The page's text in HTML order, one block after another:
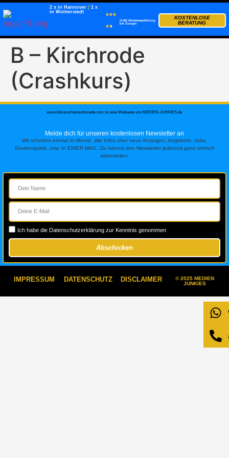
2 x in Hannover
1 x
in Wolmirstedt
(4,95) Weiterempfehlung
bei Google
KOSTENLOSE
BERATUNG
B – Kirchrode
(Crashkurs)
www.führerscheinschmiede.com ist eine Webseite von MEDIEN-JUNKIES.de
Melde dich für unseren kostenlosen Newsletter an
Wir schicken einmal im Monat alle Infos über neue Anzeigen, Angebote, Jobs,
Gewinnspiele, usw. In EINER MAIL. Du kannst den Newsletter jederzeit ganz einfach
abbestellen.
Ich habe die Datenschutzerklärung zur Kenntnis genommen
Abschicken
IMPRESSUM DATENSCHUTZ DISCLAIMER
© 2025 MEDIEN
JUNKIES